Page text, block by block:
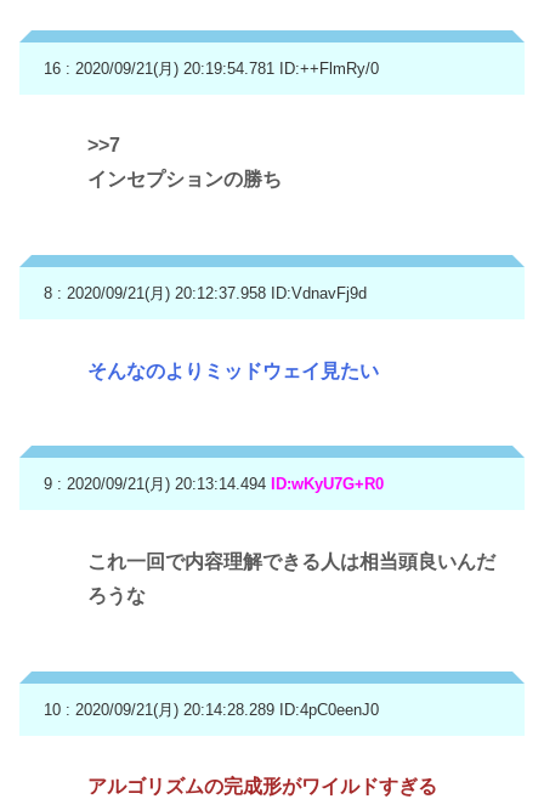
16 : 2020/09/21(月) 20:19:54.781 ID:++FlmRy/0
>>7
インセプションの勝ち
8 : 2020/09/21(月) 20:12:37.958 ID:VdnavFj9d
そんなのよりミッドウェイ見たい
9 : 2020/09/21(月) 20:13:14.494 ID:wKyU7G+R0
これ一回で内容理解できる人は相当頭良いんだ
ろうな
10 : 2020/09/21(月) 20:14:28.289 ID:4pC0eenJ0
アルゴリズムの完成形がワイルドすぎる